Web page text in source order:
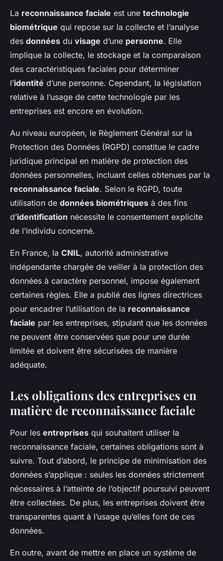
La reconnaissance faciale est une technologie
biométrique qui repose sur la collecte et l’analyse
des données du visage d’une personne. Elle
implique la collecte, le stockage et la comparaison
des caractéristiques faciales pour déterminer
l’identité d’une personne. Cependant, la législation
relative à l’usage de cette technologie par les
entreprises est encore en évolution.
Au niveau européen, le Règlement Général sur la
Protection des Données (RGPD) constitue le cadre
juridique principal en matière de protection des
données personnelles, incluant celles obtenues par la
reconnaissance faciale. Selon le RGPD, toute
utilisation de données biométriques à des fins
d’identification nécessite le consentement explicite
de l’individu concerné.
En France, la CNIL, autorité administrative
indépendante chargée de veiller à la protection des
données à caractère personnel, impose également
certaines règles. Elle a publié des lignes directrices
pour encadrer l’utilisation de la reconnaissance
faciale par les entreprises, stipulant que les données
ne peuvent être conservées que pour une durée
limitée et doivent être sécurisées de manière
adéquate.
Les obligations des entreprises en
matière de reconnaissance faciale
Pour les entreprises qui souhaitent utiliser la
reconnaissance faciale, certaines obligations sont à
suivre. Tout d’abord, le principe de minimisation des
données s’applique : seules les données strictement
nécessaires à l’atteinte de l’objectif poursuivi peuvent
être collectées. De plus, les entreprises doivent être
transparentes quant à l’usage qu’elles font de ces
données.
En outre, avant de mettre en place un système de